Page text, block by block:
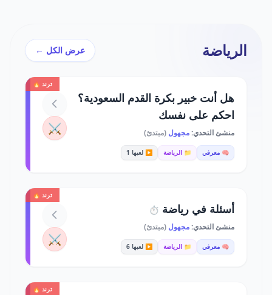
الرياضة عرض الكل ←
ترند 🔥
هل أنت خبير بكرة القدم السعودية؟
احكم على نفسك
منشئ التحدي:مجهول (مبتدئ)
🧠 معرفي 📁 الرياضة ▶️ لعبها 1
⚔️
ترند 🔥
أسئلة في رياضة ⏱️
منشئ التحدي:مجهول (مبتدئ)
🧠 معرفي 📁 الرياضة ▶️ لعبها 6 ⚔️
ترند 🔥